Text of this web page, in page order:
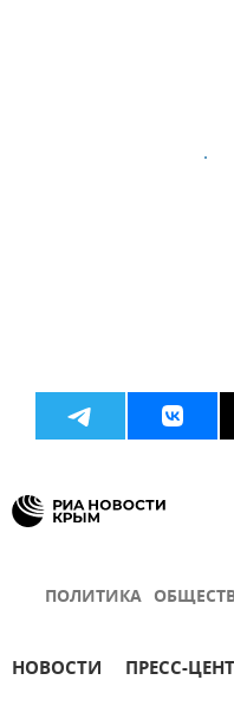
ПОЛИТИКА
НОВОСТИ ПРЕСС-